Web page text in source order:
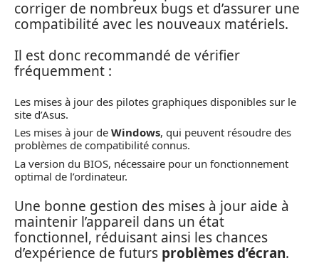
corriger de nombreux bugs et d’assurer une
compatibilité avec les nouveaux matériels.
Il est donc recommandé de vérifier
fréquemment :
Les mises à jour des pilotes graphiques disponibles sur le
site d’Asus.
Les mises à jour de Windows, qui peuvent résoudre des
problèmes de compatibilité connus.
La version du BIOS, nécessaire pour un fonctionnement
optimal de l’ordinateur.
Une bonne gestion des mises à jour aide à
maintenir l’appareil dans un état
fonctionnel, réduisant ainsi les chances
d’expérience de futurs problèmes d’écran.